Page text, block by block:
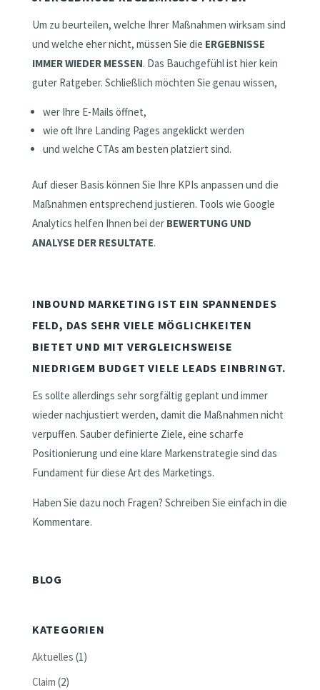
Um zu beurteilen, welche Ihrer Maßnahmen wirksam sind
und welche eher nicht, müssen Sie die ERGEBNISSE
IMMER WIEDER MESSEN. Das Bauchgefühl ist hier kein
guter Ratgeber. Schließlich möchten Sie genau wissen,
wer Ihre E-Mails öffnet,
wie oft Ihre Landing Pages angeklickt werden
und welche CTAs am besten platziert sind.
Auf dieser Basis können Sie Ihre KPIs anpassen und die
Maßnahmen entsprechend justieren. Tools wie Google
Analytics helfen Ihnen bei der BEWERTUNG UND
ANALYSE DER RESULTATE.
INBOUND MARKETING IST EIN SPANNENDES
FELD, DAS SEHR VIELE MÖGLICHKEITEN
BIETET UND MIT VERGLEICHSWEISE
NIEDRIGEM BUDGET VIELE LEADS EINBRINGT.
Es sollte allerdings sehr sorgfältig geplant und immer
wieder nachjustiert werden, damit die Maßnahmen nicht
verpuffen. Sauber definierte Ziele, eine scharfe
Positionierung und eine klare Markenstrategie sind das
Fundament für diese Art des Marketings.
Haben Sie dazu noch Fragen? Schreiben Sie einfach in die
Kommentare.
BLOG
KATEGORIEN
Aktuelles (1)
Claim (2)